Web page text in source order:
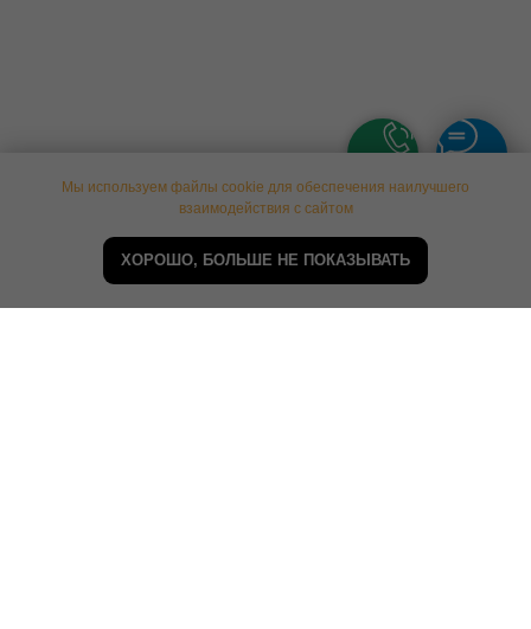
СНМ
Мы используем файлы cookie для обеспечения наилучшего
взаимодействия с сайтом
ХОРОШО, БОЛЬШЕ НЕ ПОКАЗЫВАТЬ